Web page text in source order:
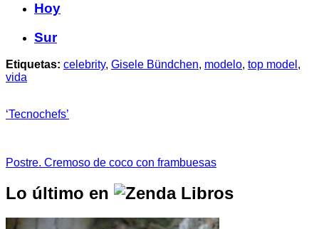
Hoy
Sur
Etiquetas: celebrity, Gisele Bündchen, modelo, top model ,
vida
‘Tecnochefs’
Postre. Cremoso de coco con frambuesas
Lo último en